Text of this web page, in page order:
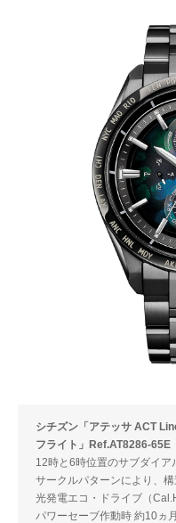
シチズン「アテッサ ACT
フライト」Ref.AT8286-65E
12時と6時位置のサブダイ
サークルパターンにより、
光発電エコ・ドライブ（
パワーセーブ作動時 約10ヵ